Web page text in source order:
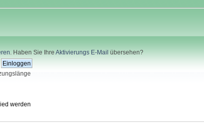
. Haben Sie Ihre Aktivierungs E-Mail übersehen?
werden